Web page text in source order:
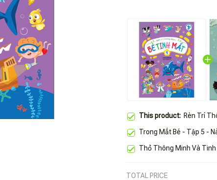
This product: Rèn Trí
Trong Mắt Bé - Tập 5 -
Thỏ Thông Minh Và
TOTAL PRICE